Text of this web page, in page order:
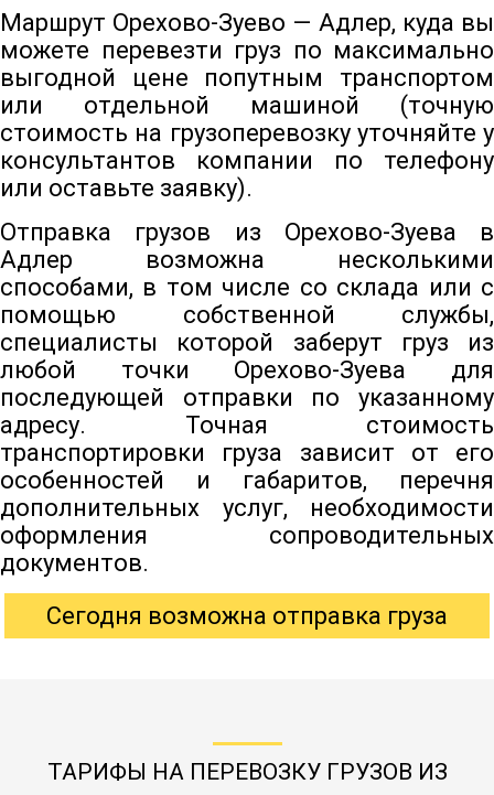
Маршрут Орехово-Зуево — Адлер, куда вы
можете перевезти груз по максимально
выгодной цене попутным транспортом
или отдельной машиной (точную
стоимость на грузоперевозку уточняйте у
консультантов компании по телефону
или оставьте заявку).
Отправка грузов из Орехово-Зуева в
Адлер возможна несколькими
способами, в том числе со склада или с
помощью собственной службы,
специалисты которой заберут груз из
любой точки Орехово-Зуева для
последующей отправки по указанному
адресу. Точная стоимость
транспортировки груза зависит от его
особенностей и габаритов, перечня
дополнительных услуг, необходимости
оформления сопроводительных
документов.
Сегодня возможна отправка груза
ТАРИФЫ НА ПЕРЕВОЗКУ ГРУЗОВ ИЗ